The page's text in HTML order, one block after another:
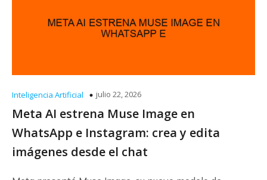
Inteligencia Artificial julio 22, 2026
Meta AI estrena Muse Image en
WhatsApp e Instagram: crea y edita
imágenes desde el chat